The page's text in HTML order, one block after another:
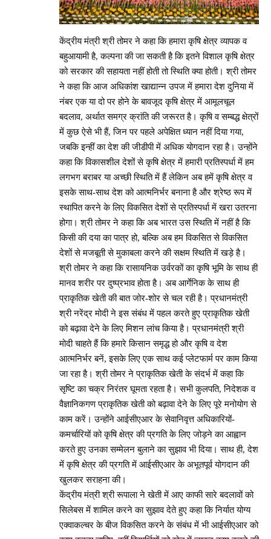
केंद्रीय मंत्री श्री तोमर ने कहा कि हमारा कृषि क्षेत्र व्यापक व
बहुआयामी है, कल्पना की जा सकती है कि इतने विशाल कृषि क्षेत्र
को सरकार की सहायता नहीं होती तो स्थिति क्या होती। श्री तोमर
ने कहा कि आज अधिकांश खाद्यान्न उपज में हमारा देश दुनिया में
नंबर एक या दो पर होने के बावजूद कृषि क्षेत्र में आमूलचूल
बदलाव, अर्थात समग्र क्रांति की जरूरत है। कृषि व सम्बद्ध क्षेत्रों
में कुछ ऐसे भी हैं, जिन पर पहले अपेक्षित ध्यान नहीं दिया गया,
जबकि इन्हीं का देश की जीडीपी में अधिक योगदान रहा है। उन्होंने
कहा कि विकासशील देशों से कृषि क्षेत्र में हमारी प्रतिस्पर्धा में हम
लगभग बराबर या अच्छी स्थिति में हैं लेकिन अब हमें कृषि क्षेत्र व
इसके साथ-साथ देश को आत्मनिर्भर बनाना है और श्रेष्ठ रूप में
स्थापित करने के लिए विकसित देशों से प्रतिस्पर्धा में खरा उतरना
होगा। श्री तोमर ने कहा कि अब भारत उस स्थिति में नहीं है कि
किसी की दया का पात्र हो, बल्कि अब हम विकसित से विकसित
देशों से मजबूती से मुकाबला करने की सक्षम स्थिति में खड़े है।
श्री तोमर ने कहा कि रासायनिक उर्वरकों का कृषि भूमि के साथ ही
मानव शरीर पर दुष्प्रभाव होता है। अब आर्गेनिक के साथ ही
प्राकृतिक खेती की बात जोर-शोर से चल रही है। प्रधानमंत्री
श्री नरेंद्र मोदी ने इस संबंध में पहल करते हुए प्राकृतिक खेती
को बढ़ावा देने के लिए मिशन लांच किया है। प्रधानमंत्री श्री
मोदी चाहते हैं कि हमारे किसान समृद्ध हो और कृषि व देश
आत्मनिर्भर बनें, इसके लिए एक साथ कई प्लेटफार्म पर काम किया
जा रहा है। श्री तोमर ने प्राकृतिक खेती के संदर्भ में कहा कि
सृष्टि का चक्र निरंतर घूमता रहता है। सभी कुलपति, निदेशक व
वैज्ञानिकगण प्राकृतिक खेती को बढ़ावा देने के लिए पूरे मनोयोग से
काम करें। उन्होंने आईसीएआर के सेवानिवृत्त अधिकारियों-
कमर्चारियों को कृषि क्षेत्र की प्रगति के लिए जोड़ने का आह्वान
करते हुए उनका सम्मेलन बुलाने का सुझाव भी दिया। साथ ही, देश
में कृषि क्षेत्र की प्रगति में आईसीएआर के अभूतपूर्व योगदान की
खुलकर सराहना की।
केंद्रीय मंत्री श्री रूपाला ने खेती में आए काफी सारे बदलावों को
सिलेबस में शामिल करने का सुझाव देते हुए कहा कि निर्यात योग्य
एक्वाकल्चर के बीज विकसित करने के संबंध में भी आईसीएआर को